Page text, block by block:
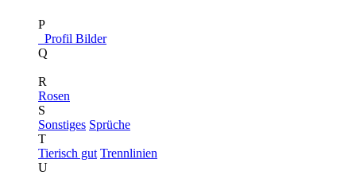
P
Profil Bilder
Q
R
Rosen
S
Sonstiges Sprüche
T
Tierisch gut Trennlinien
U